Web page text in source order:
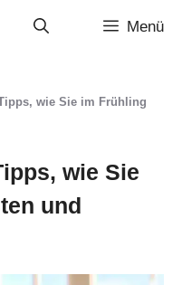
Menü
wie Sie im Frühling
wie Sie
und